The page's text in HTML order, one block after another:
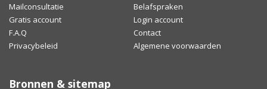
Mailconsultatie
Belafspraken
Gratis account
Login account
F.A.Q
Contact
Privacybeleid
Algemene voorwaarden
Bronnen & sitemap